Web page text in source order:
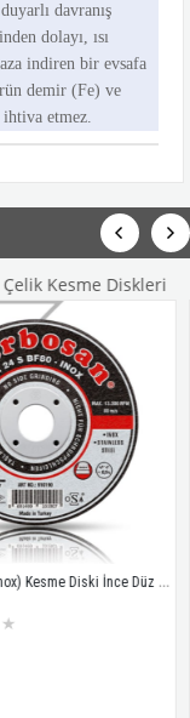
duyarlı davranış
dolayı, ısı
aza indiren bir evsafa
demir (Fe) ve
etmez.
Diskleri
Paslanmaz (Inox) Kesme Diski İnce Düz 115x1,6x22